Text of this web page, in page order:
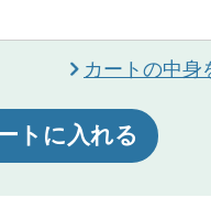
カートの中身
トに入れる